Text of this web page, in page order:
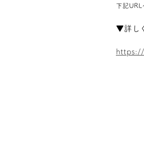
下記URL
▼詳し
https://